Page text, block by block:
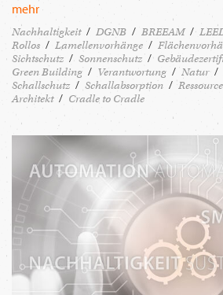
mehr
Nachhaltigkeit DGNB BREEAM
Rollos
Lamellenvorhänge
Sichtschutz
Sonnenschutz
Green Building
Verantwortung Natur
Schallschutz
Schallabsorption
Architekt
Cradle to Cradle